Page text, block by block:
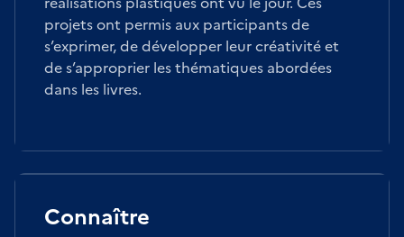
projets ont permis aux participants de
s’exprimer, de développer leur créativité et
de s’approprier les thématiques abordées
dans les livres.
Connaître